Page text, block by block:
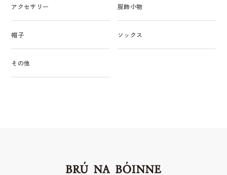
アクセサリー 服飾小物
帽子 ソックス
その他